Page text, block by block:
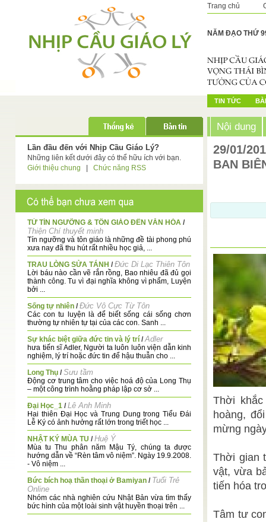
Trang chủ
NĂM ĐẠO THỨ
TIN TỨC
Lần đầu đến với Nhịp Cầu Giáo Lý?
Những liên kết dưới đây có thể hữu ích với bạn.
Giới thiệu chung
Chức năng RSS
TỪ TÍN NGƯỠNG & TÔN GIÁO ĐẾN VĂN HÓA /
Thiện Chí thuyết minh
Tín ngưỡng và tôn giáo là những đề tài phong phú
xưa nay đã thu hút rất nhiều học giả, ...
TRAU LÒNG SỬA TÁNH /Đức Di Lạc Thiên Tôn
Lời báu nào cần vẽ rắn rồng, Bao nhiêu đã đủ gọi
thành công. Tu vì đại nghĩa không vì phẩm, Luyện
bởi ...
Sống tự nhiên /Đức Vô Cực Từ Tôn
Các con tu luyện là để biết sống cái sống chơn
thường tự nhiên tự tại của các con. Sanh ...
Sự khác biệt giữa đức tin và lý trí /Adler
hưa tiến sĩ Adler, Người ta luôn luôn viện dẫn kinh
nghiệm, lý trí hoặc đức tin để hậu thuẫn cho ...
Long Thụ /Sưu tầm
Động cơ trung tâm cho việc hoá độ của Long Thụ
– một công trình hoằng pháp lập cơ sở ...
Đại Học_1 /Lê Anh Minh
Hai thiên Đại Học và Trung Dung trong Tiểu Đái
Lễ Ký có ảnh hưởng rất lớn trong triết học ...
NHẬT KÝ MÙA TU /Huệ Ý
Mùa tu Thu phân năm Mậu Tý, chúng ta được
hướng dẫn về “Rèn tâm vô niệm”. Ngày 19.9.2008.
- Vô niệm ...
Bức bích hoạ thần thoại ở Bamiyan / Tuổi Trẻ
Online
Nhóm các nhà nghiên cứu Nhật Bản vừa tìm thấy
bức hình của một loài sinh vật huyền thoại trên ...
Nội dung
29/01/
BAN
Thời
hoàng,
mừng
Thời gian
vật, vừa
tiến hóa
Tâm tư